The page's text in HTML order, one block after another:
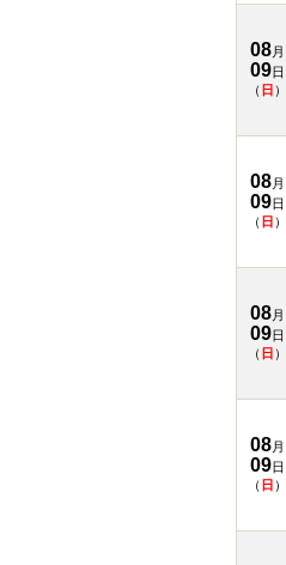
08月
09日
（ 日 ）
08月
09日
（ 日）
08月
09日
（ 日 ）
08月
09日
（ 日）